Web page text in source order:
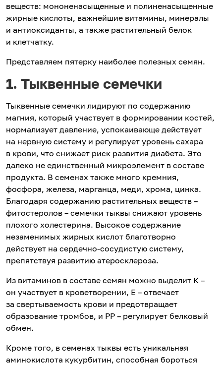
веществ: мононенасыщенные и полиненасыщенные
жирные кислоты, важнейшие витамины, минералы
и антиоксиданты, а также растительный белок
и клетчатку.
Представляем пятерку наиболее полезных семян.
1. Тыквенные семечки
Тыквенные семечки лидируют по содержанию
магния, который участвует в формировании костей,
нормализует давление, успокаивающе действует
на нервную систему и регулирует уровень сахара
в крови, что снижает риск развития диабета. Это
далеко не единственный микроэлемент в составе
продукта. В семенах также много кремния,
фосфора, железа, марганца, меди, хрома, цинка.
Благодаря содержанию растительных веществ –
фитостеролов – семечки тыквы снижают уровень
плохого холестерина. Высокое содержание
незаменимых жирных кислот благотворно
действует на сердечно-сосудистую систему,
препятствуя развитию атеросклероза.
Из витаминов в составе семян можно выделит К –
он участвует в кроветворении, Е – отвечает
за свертываемость крови и предотвращает
образование тромбов, и РР – регулирует белковый
обмен.
Кроме того, в семенах тыквы есть уникальная
аминокислота кукурбитин, способная бороться